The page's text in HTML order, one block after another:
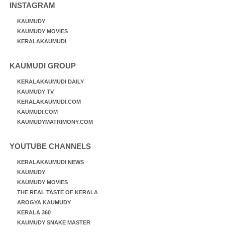
INSTAGRAM
KAUMUDY
KAUMUDY MOVIES
KERALAKAUMUDI
KAUMUDI GROUP
KERALAKAUMUDI DAILY
KAUMUDY TV
KERALAKAUMUDI.COM
KAUMUDI.COM
KAUMUDYMATRIMONY.COM
YOUTUBE CHANNELS
KERALAKAUMUDI NEWS
KAUMUDY
KAUMUDY MOVIES
THE REAL TASTE OF KERALA
AROGYA KAUMUDY
KERALA 360
KAUMUDY SNAKE MASTER